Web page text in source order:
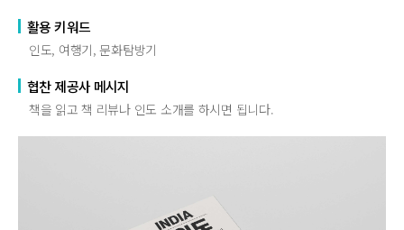
활용 키워드
인도, 여행기, 문화탐방기
협찬 제공사 메시지
책을 읽고 책 리뷰나 인도 소개를 하시면 됩니다.